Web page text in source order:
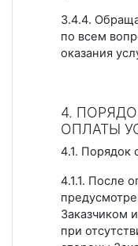
3.4.4.
по всем
оказания
4.
ОПЛАТЫ
4.1. Порядок
4.1.1. После
Заказчиком
при